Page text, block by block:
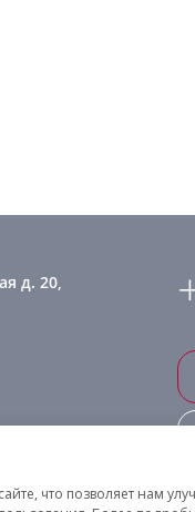
д. 20,
что позволяет нам